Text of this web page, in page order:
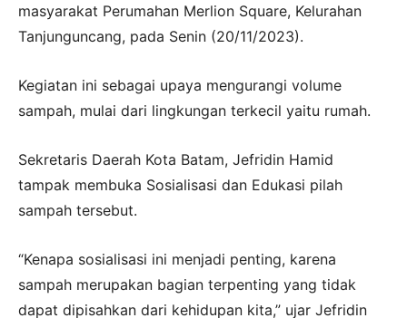
masyarakat Perumahan Merlion Square, Kelurahan
Tanjunguncang, pada Senin (20/11/2023).
Kegiatan ini sebagai upaya mengurangi volume
sampah, mulai dari lingkungan terkecil yaitu rumah.
Sekretaris Daerah Kota Batam, Jefridin Hamid
tampak membuka Sosialisasi dan Edukasi pilah
sampah tersebut.
“Kenapa sosialisasi ini menjadi penting, karena
sampah merupakan bagian terpenting yang tidak
dapat dipisahkan dari kehidupan kita,” ujar Jefridin